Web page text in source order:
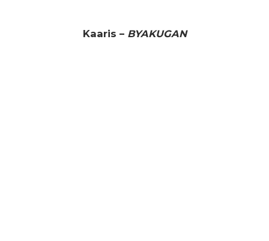
Kaaris – BYAKUGAN